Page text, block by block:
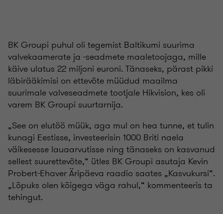
BK Groupi puhul oli tegemist Baltikumi suurima
valvekaamerate ja -seadmete maaletoojaga, mille
käive ulatus 22 miljoni euroni. Tänaseks, pärast pikki
läbirääkimisi on ettevõte müüdud maailma
suurimale valveseadmete tootjale Hikvision, kes oli
varem BK Groupi suurtarnija.
„See on elutöö müük, aga mul on hea tunne, et tulin
kunagi Eestisse, investeerisin 1000 Briti naela
väikesesse lauaarvutisse ning tänaseks on kasvanud
sellest suurettevõte,“ ütles BK Groupi asutaja Kevin
Probert-Ehaver Äripäeva raadio saates „Kasvukursi“.
„Lõpuks olen kõigega väga rahul,“ kommenteeris ta
tehingut.